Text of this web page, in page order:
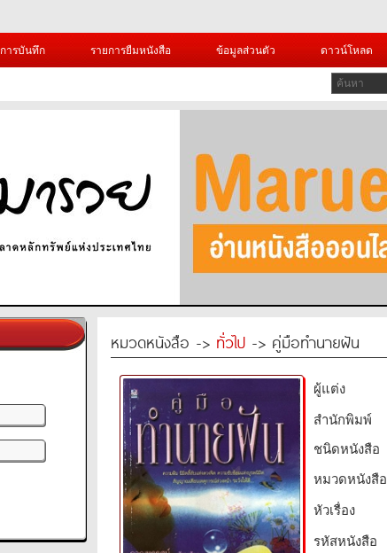
ารบันทึก รายการยืมหนังสือ ข้อมูลส่วนตัว ดาวน์โหลด
หมวดหนังสือ -> ทั่วไป -> คู่มือทำนายฝัน
ผู้แต่ง
สำนักพิมพ์
ชนิดหนังสือ­
หมวดหนังสือ­
หัวเรื่อง
รหัสหนังสือ­